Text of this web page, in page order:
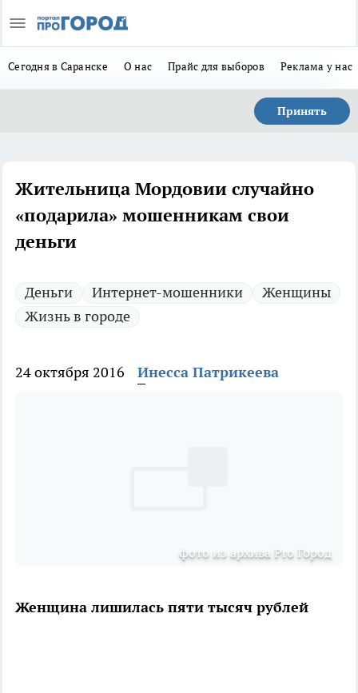
Сегодня в Саранске О нас Прайс для выборов Реклама у нас
Принять
Жительница Мордовии случайно
«подарила» мошенникам свои
деньги
Деньги Интернет-мошенники
Женщины
Жизнь в городе
24 октября 2016 Инесса Патрикеева
фото из архива Pro Город
Женщина лишилась пяти тысяч рублей